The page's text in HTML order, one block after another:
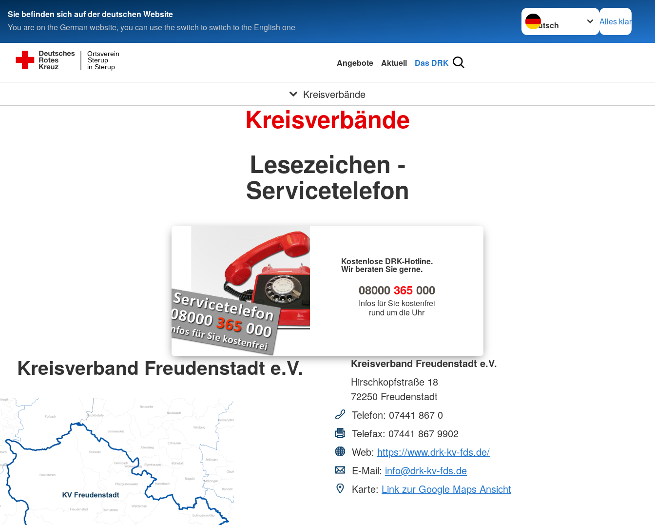
Sie befinden sich auf der deutschen Website
You are on the German website, you can use the switch to switch to the English one
Sprache wechseln zu
Alles klar
in Sterup
Sterup
Ortsverein
Angebote Aktuell Das DRK
Kreisverbände
Kreisverbände
Lesezeichen -
Servicetelefon
Kostenlose DRK-Hotline.
Wir beraten Sie gerne.
08000 365000
Infos für Sie kostenfrei
rund um die Uhr
Kreisverband Freudenstadt e.V.
Kreisverband Freudenstadt e.V.
Hirschkopfstraße 18
72250 Freudenstadt
Telefon: 07441 867 0
Telefax: 07441 867 9902
Web: https://www.drk-kv-fds.de/
E-Mail: info@drk-kv-fds.de
Karte: Link zur Google Maps Ansicht